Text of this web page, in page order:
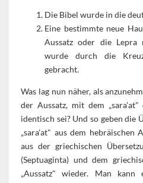
Die Bibel wurde in die
Eine bestimmte neue
Aussatz oder die Lepra
wurde durch die
gebracht.
Was lag nun näher, als
der Aussatz, mit dem
identisch sei? Und so geben die
„sara'at" aus dem hebräischen
aus der griechischen
(Septuaginta) und dem
„Aussatz" wieder. Man